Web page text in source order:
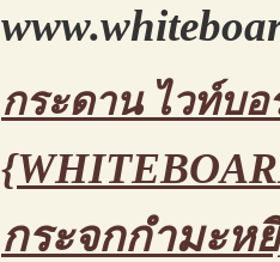
กระดาน ไวท์บ
กระจกกำมะห